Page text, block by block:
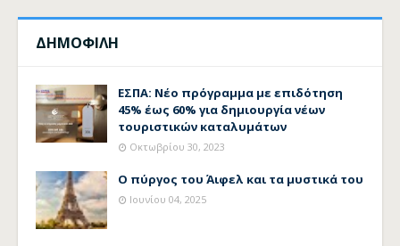
ΔΗΜΟΦΙΛΗ
ΕΣΠΑ: Νέο πρόγραμμα με επιδότηση
45% έως 60% για δημιουργία νέων
τουριστικών καταλυμάτων
Οκτωβρίου 30, 2023
Ο πύργος του Άιφελ και τα μυστικά του
Ιουνίου 04, 2025